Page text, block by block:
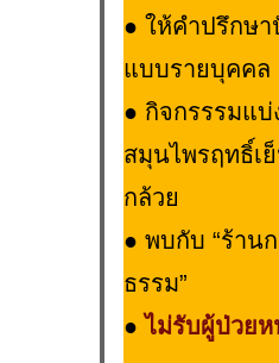
● ให้คำปรึกษ
แบบรายบุคคล
● กิจกรรรมแ
สมุนไพรฤทธิ์เ
กล้วย
● พบกับ “ร้าน
ธรรม”
●ไม่รับผู้ป่วย